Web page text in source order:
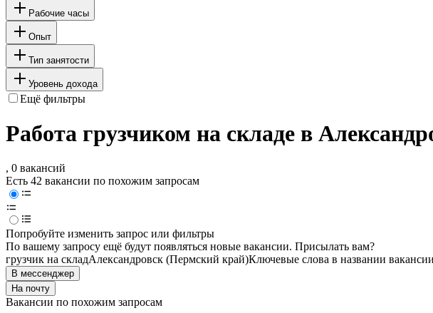
Рабочие часы
Опыт
Тип занятости
Уровень дохода
Ещё фильтры
Работа грузчиком на складе в
, 0 вакансий
Есть 42 вакансии по похожим запросам
Попробуйте изменить запрос или фильтры
По вашему запросу ещё будут появляться новые вакансии. Присылать вам?
грузчик на складАлександровск (Пермский край)Ключевые слова в названии
В мессенджер
На почту
Вакансии по похожим запросам